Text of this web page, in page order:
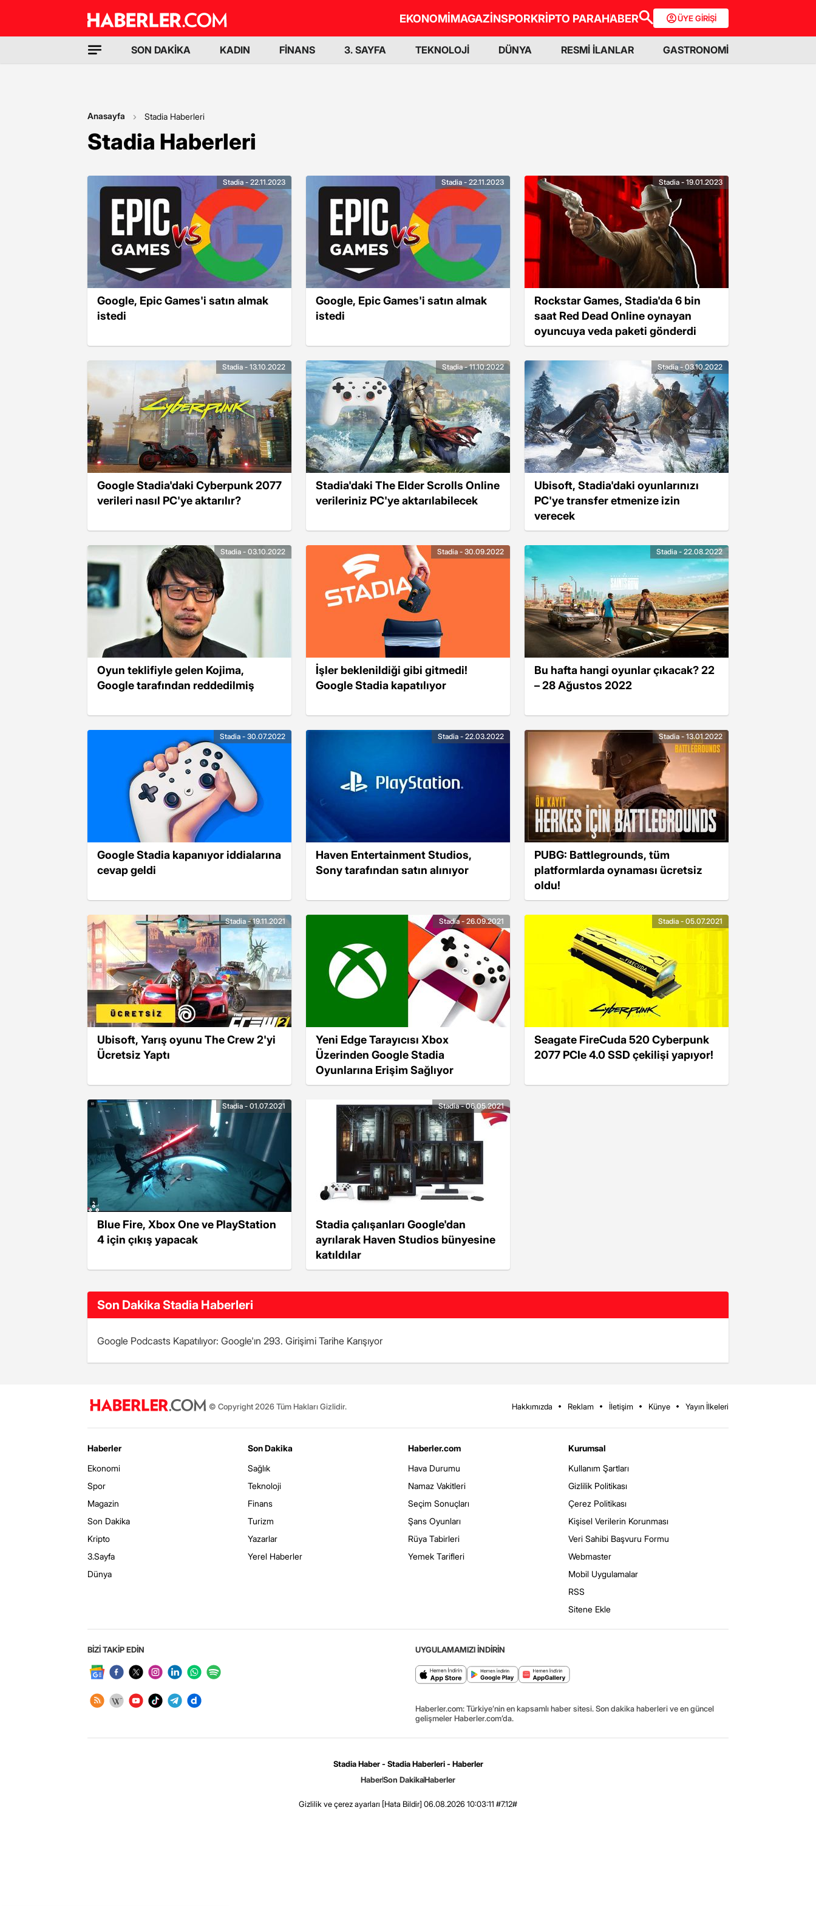
EKONOMİMAGAZİNSPORKRİPTO PARAHABER ÜYE GİRİŞİ
SON DAKİKA KADIN FİNANS 3. SAYFA TEKNOLOJİ DÜNYA RESMİ İLANLAR GASTRONOMİ
Anasayfa Stadia Haberleri
Stadia Haberleri
Google, Epic Games'i satın almak
istedi
Stadia - 22.11.2023
Google, Epic Games'i satın almak
istedi
Stadia - 22.11.2023
Rockstar Games, Stadia'da 6 bin
saat Red Dead Online oynayan
oyuncuya veda paketi gönderdi
Stadia - 19.01.2023
Google Stadia'daki Cyberpunk 2077
verileri nasıl PC'ye aktarılır?
Stadia - 13.10.2022
Stadia'daki The Elder Scrolls Online
verileriniz PC'ye aktarılabilecek
Stadia - 11.10.2022
Ubisoft, Stadia'daki oyunlarınızı
PC'ye transfer etmenize izin
verecek
Stadia - 03.10.2022
Oyun teklifiyle gelen Kojima,
Google tarafından reddedilmiş
Stadia - 03.10.2022
İşler beklenildiği gibi gitmedi!
Google Stadia kapatılıyor
Stadia - 30.09.2022
Bu hafta hangi oyunlar çıkacak? 22
– 28 Ağustos 2022
Stadia - 22.08.2022
Google Stadia kapanıyor iddialarına
cevap geldi
Stadia - 30.07.2022
Haven Entertainment Studios,
Sony tarafından satın alınıyor
Stadia - 22.03.2022
PUBG: Battlegrounds, tüm
platformlarda oynaması ücretsiz
oldu!
Stadia - 13.01.2022
Ubisoft, Yarış oyunu The Crew 2'yi
Ücretsiz Yaptı
Stadia - 19.11.2021
Yeni Edge Tarayıcısı Xbox
Üzerinden Google Stadia
Oyunlarına Erişim Sağlıyor
Stadia - 26.09.2021
Seagate FireCuda 520 Cyberpunk
2077 PCIe 4.0 SSD çekilişi yapıyor!
Stadia - 05.07.2021
Blue Fire, Xbox One ve PlayStation
4 için çıkış yapacak
Stadia - 01.07.2021
Stadia çalışanları Google'dan
ayrılarak Haven Studios bünyesine
katıldılar
Stadia - 06.05.2021
Son Dakika Stadia Haberleri
Google Podcasts Kapatılıyor: Google'ın 293. Girişimi Tarihe Karışıyor
© Copyright 2026 Tüm Hakları Gizlidir. Hakkımızda Reklam İletişim Künye Yayın İlkeleri
Haberler
Ekonomi
Spor
Magazin
Son Dakika
Kripto
3.Sayfa
Dünya
Son Dakika
Sağlık
Teknoloji
Finans
Turizm
Yazarlar
Yerel Haberler
Haberler.com
Hava Durumu
Namaz Vakitleri
Seçim Sonuçları
Şans Oyunları
Rüya Tabirleri
Yemek Tarifleri
Kurumsal
Kullanım Şartları
Gizlilik Politikası
Çerez Politikası
Kişisel Verilerin Korunması
Veri Sahibi Başvuru Formu
Webmaster
Mobil Uygulamalar
RSS
Sitene Ekle
BİZİ TAKİP EDİN UYGULAMAMIZI İNDİRİN
Haberler.com: Türkiye’nin en kapsamlı haber sitesi. Son dakika haberleri ve en güncel
gelişmeler Haberler.com’da.
Stadia Haber - Stadia Haberleri - Haberler
HaberSon DakikaHaberler
Gizlilik ve çerez ayarları [Hata Bildir] 06.08.2026 10:03:11 #7.12#